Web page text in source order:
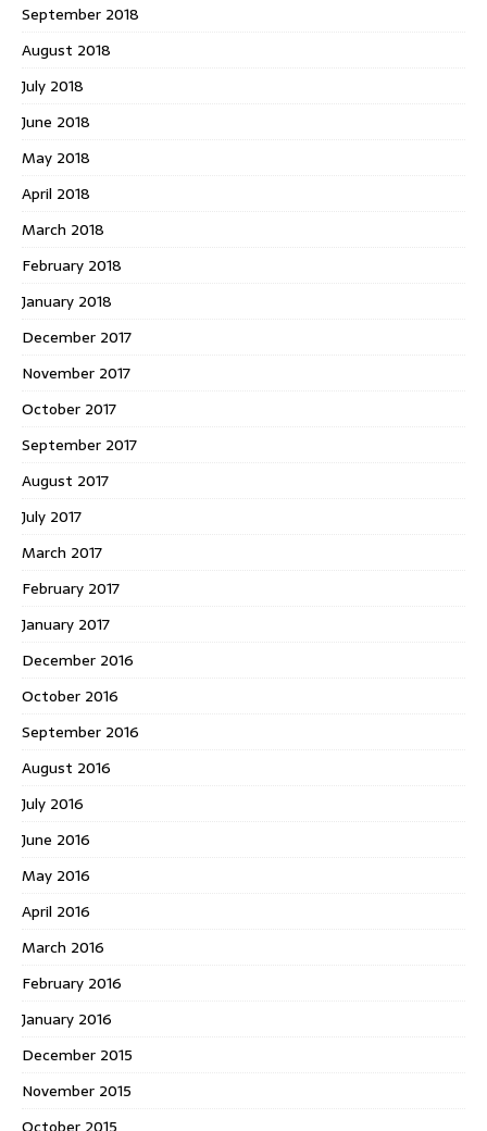
September 2018
August 2018
July 2018
June 2018
May 2018
April 2018
March 2018
February 2018
January 2018
December 2017
November 2017
October 2017
September 2017
August 2017
July 2017
March 2017
February 2017
January 2017
December 2016
October 2016
September 2016
August 2016
July 2016
June 2016
May 2016
April 2016
March 2016
February 2016
January 2016
December 2015
November 2015
October 2015